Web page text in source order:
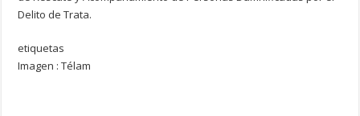
Delito de Trata.
etiquetas
Imagen : Télam